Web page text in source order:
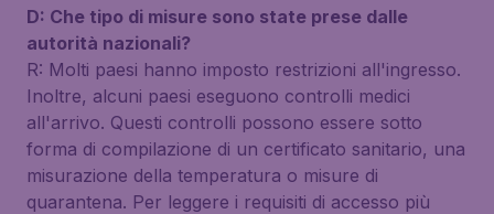
D: Che tipo di misure sono state prese dalle
autorità nazionali?
R: Molti paesi hanno imposto restrizioni all'ingresso.
Inoltre, alcuni paesi eseguono controlli medici
all'arrivo. Questi controlli possono essere sotto
forma di compilazione di un certificato sanitario, una
misurazione della temperatura o misure di
quarantena. Per leggere i requisiti di accesso più